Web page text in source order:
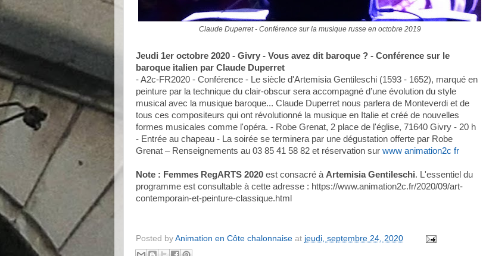
Claude Duperret - Conférence sur la musique russe en octobre 2019
Jeudi 1er octobre 2020 - Givry - Vous avez dit baroque ? - Conférence sur le
baroque italien par Claude Duperret
- A2c-FR2020 - Conférence - Le siècle d'Artemisia Gentileschi (1593 - 1652), marqué en
peinture par la technique du clair-obscur sera accompagné d’une évolution du style
musical avec la musique baroque... Claude Duperret nous parlera de Monteverdi et de
tous ces compositeurs qui ont révolutionné la musique en Italie et créé de nouvelles
formes musicales comme l'opéra. - Robe Grenat, 2 place de l'église, 71640 Givry - 20 h
- Entrée au chapeau - La soirée se terminera par une dégustation offerte par Robe
Grenat – Renseignements au 03 85 41 58 82 et réservation sur www animation2c fr
Note : Femmes RegARTS 2020 est consacré àArtemisia Gentileschi. L'essentiel du
programme est consultable à cette adresse : https://www.animation2c.fr/2020/09/art-
contemporain-et-peinture-classique.html
Posted by Animation en Côte chalonnaise at jeudi, septembre 24, 2020